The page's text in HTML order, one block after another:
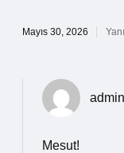
Mayıs 30, 2026
admin
Mesut!